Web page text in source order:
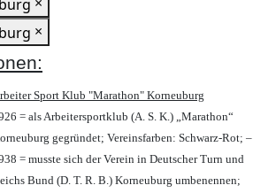
×
Sport Klub "Marathon" Korneuburg
= als Arbeitersportklub (A. S. K.) „Marathon“
gegründet; Vereinsfarben: Schwarz-Rot; –
= musste sich der Verein in Deutscher Turn und
Bund (D. T. R. B.) Korneuburg umbenennen;